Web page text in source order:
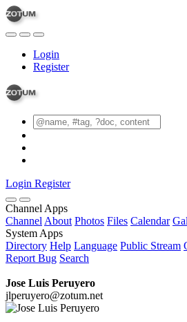
Login
Register
Login Register
Channel Apps
Channel About Photos Files Calendar
System Apps
Directory Help Language Public Stream
Report Bug Search
Jose Luis Peruyero
jlperuyero@zotum.net